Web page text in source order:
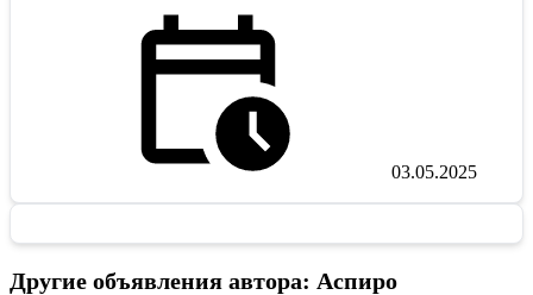
03.05.2025
Другие объявления автора: Аспиро